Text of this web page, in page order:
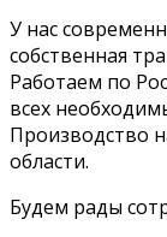
У нас
собственная
Работаем по
всех
Производство
области.
Будем рады